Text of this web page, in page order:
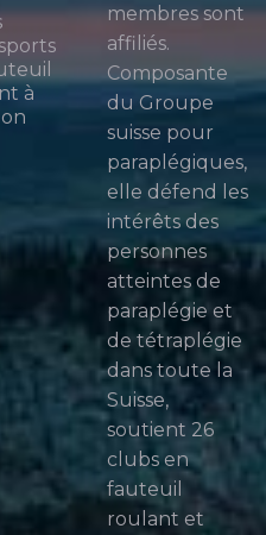
à
membres sont
affiliés.
Composante
du Groupe
suisse pour
paraplégiques,
elle défend les
intérêts des
personnes
atteintes de
paraplégie et
de tétraplégie
dans toute la
Suisse,
soutient 26
clubs en
fauteuil
roulant et